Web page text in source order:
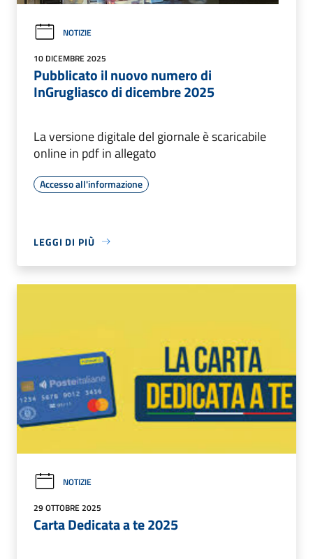
NOTIZIE
10 DICEMBRE 2025
Pubblicato il nuovo numero di
InGrugliasco di dicembre 2025
La versione digitale del giornale è scaricabile
online in pdf in allegato
Accesso all'informazione
LEGGI DI PIÙ
NOTIZIE
29 OTTOBRE 2025
Carta Dedicata a te 2025